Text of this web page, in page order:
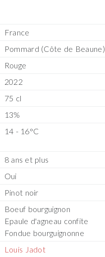
France
Pommard (Côte de Beaune)
Rouge
2022
75 cl
13%
14 - 16°C
8 ans et plus
Oui
Pinot noir
Boeuf bourguignon
Epaule d'agneau confite
Fondue bourguignonne
Louis Jadot